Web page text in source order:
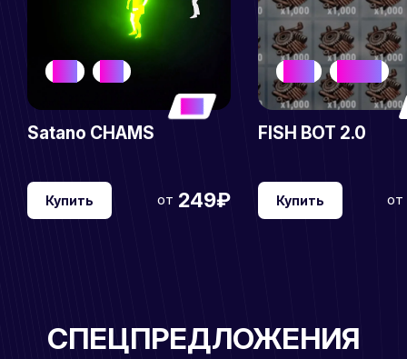
5
Satano CHAMS
Купить от 249₽
FISH BOT 2.0
Купить от
СПЕЦПРЕДЛОЖЕНИЯ